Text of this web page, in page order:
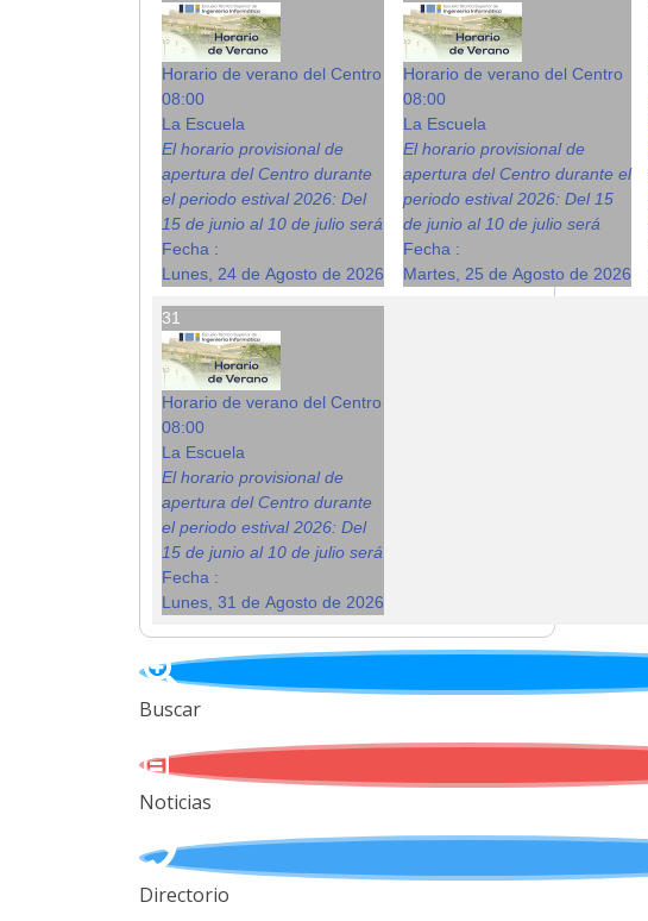
Horario de verano del Centro
08:00
La Escuela
El horario provisional de
apertura del Centro durante
el periodo estival 2026: Del
15 de junio al 10 de julio será
Fecha :
Lunes, 24 de Agosto de 2026
Horario de verano del Centro
08:00
La Escuela
El horario provisional de
apertura del Centro durante el
periodo estival 2026: Del 15
de junio al 10 de julio será
Fecha :
Martes, 25 de Agosto de 2026
31
Horario de verano del Centro
08:00
La Escuela
El horario provisional de
apertura del Centro durante
el periodo estival 2026: Del
15 de junio al 10 de julio será
Fecha :
Lunes, 31 de Agosto de 2026
Buscar
Noticias
Directorio